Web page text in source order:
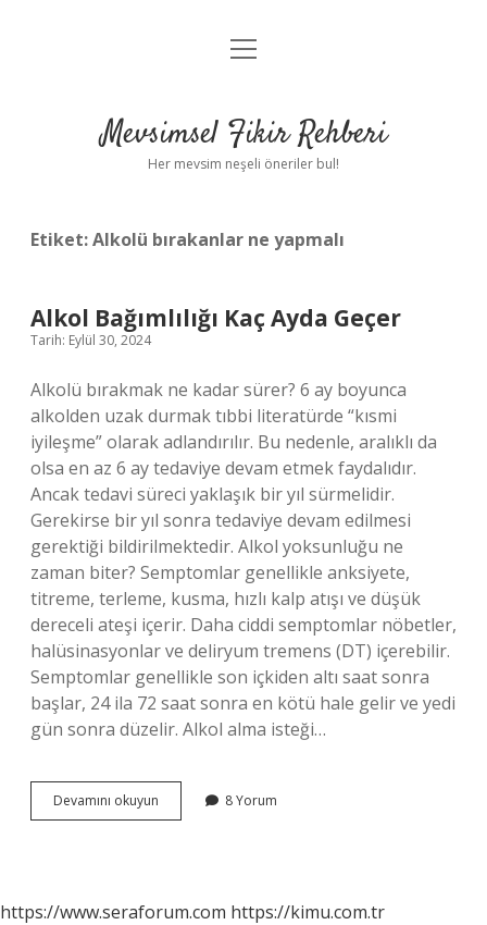
Anasayfa
Yasal Uyarı
menüyü
Mevsimsel Fikir Rehberi
Her mevsim neşeli öneriler bul!
Etiket:Alkolü bırakanlar ne yapmalı
Alkol Bağımlılığı Kaç Ayda Geçer
Tarih: Eylül 30, 2024
Alkolü bırakmak ne kadar sürer? 6 ay boyunca
alkolden uzak durmak tıbbi literatürde “kısmi
iyileşme” olarak adlandırılır. Bu nedenle, aralıklı da
olsa en az 6 ay tedaviye devam etmek faydalıdır.
Ancak tedavi süreci yaklaşık bir yıl sürmelidir.
Gerekirse bir yıl sonra tedaviye devam edilmesi
gerektiği bildirilmektedir. Alkol yoksunluğu ne
zaman biter? Semptomlar genellikle anksiyete,
titreme, terleme, kusma, hızlı kalp atışı ve düşük
dereceli ateşi içerir. Daha ciddi semptomlar nöbetler,
halüsinasyonlar ve deliryum tremens (DT) içerebilir.
Semptomlar genellikle son içkiden altı saat sonra
başlar, 24 ila 72 saat sonra en kötü hale gelir ve yedi
gün sonra düzelir. Alkol alma isteği…
Devamını okuyun
Bağımlılığı
8 Yorum
https://www.seraforum.com https://kimu.com.tr